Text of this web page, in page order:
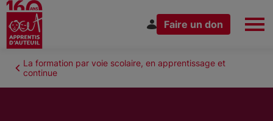
contenuEspace Donateur
Faire un don
Fil
d'Ariane
La formation par voie scolaire, en apprentissage et
continue